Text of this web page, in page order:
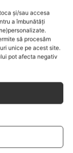
și/sau accesa
a îmbunătăți
să procesăm
unice pe acest site.
pot afecta negativ
741
633
582
294